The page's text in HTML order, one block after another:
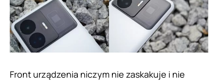
Front urządzenia niczym nie zaskakuje i nie